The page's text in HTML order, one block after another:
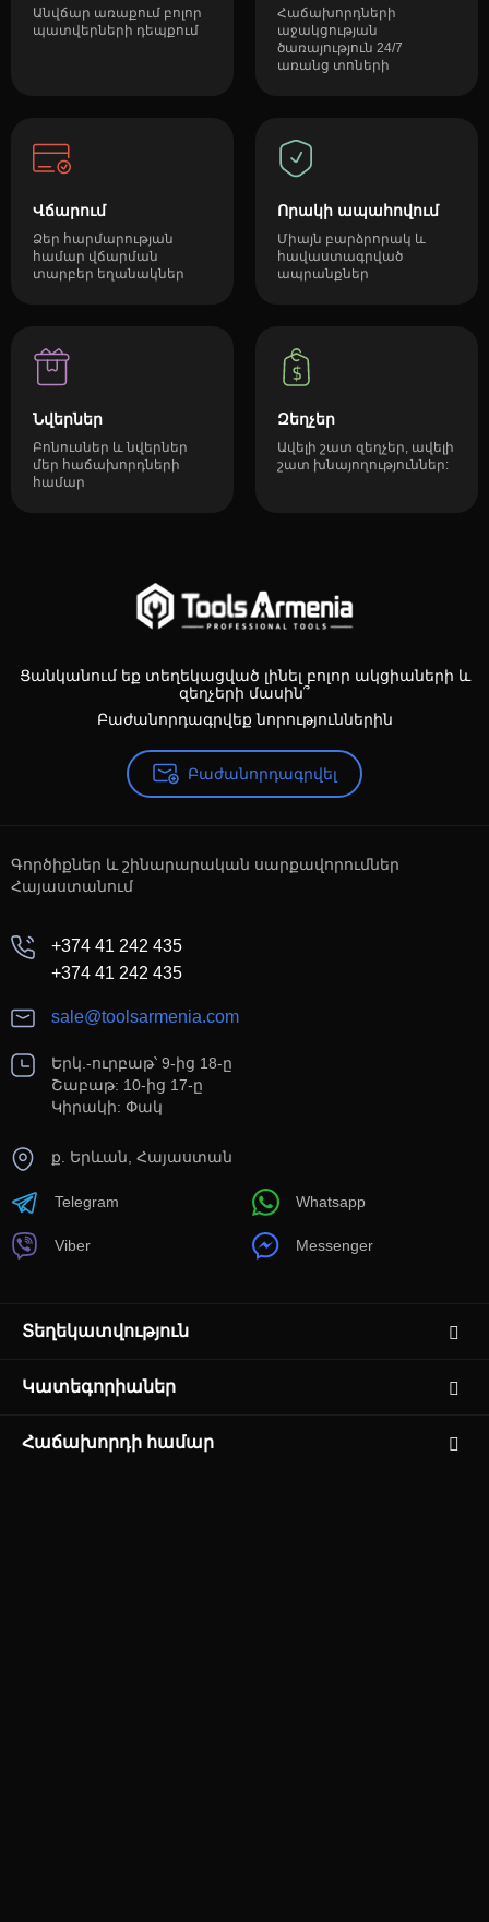
Անվճար առաքում բոլոր
պատվերների դեպքում
Հաճախորդների
աջակցության
ծառայություն 24/7
առանց տոների
Վճարում
Ձեր հարմարության
համար վճարման
տարբեր եղանակներ
Որակի ապահովում
Միայն բարձրորակ և
հավաստագրված
ապրանքներ
Նվերներ
Բոնուսներ և նվերներ
մեր հաճախորդների
համար
Զեղչեր
Ավելի շատ զեղչեր, ավելի
շատ խնայողություններ:
Ցանկանում եք տեղեկացված լինել բոլոր ակցիաների և
զեղչերի մասին՞
Բաժանորդագրվեք նորություններին
Բաժանորդագրվել
Գործիքներ և շինարարական սարքավորումներ
Հայաստանում
+374 41 242 435
+374 41 242 435
sale@toolsarmenia.com
Երկ.-ուրբաթ՝ 9-ից 18-ը
Շաբաթ: 10-ից 17-ը
Կիրակի: Փակ
ք. Երևան, Հայաստան
Telegram
Viber
Whatsapp
Messenger
Տեղեկատվություն
Կատեգորիաներ
Հաճախորդի համար